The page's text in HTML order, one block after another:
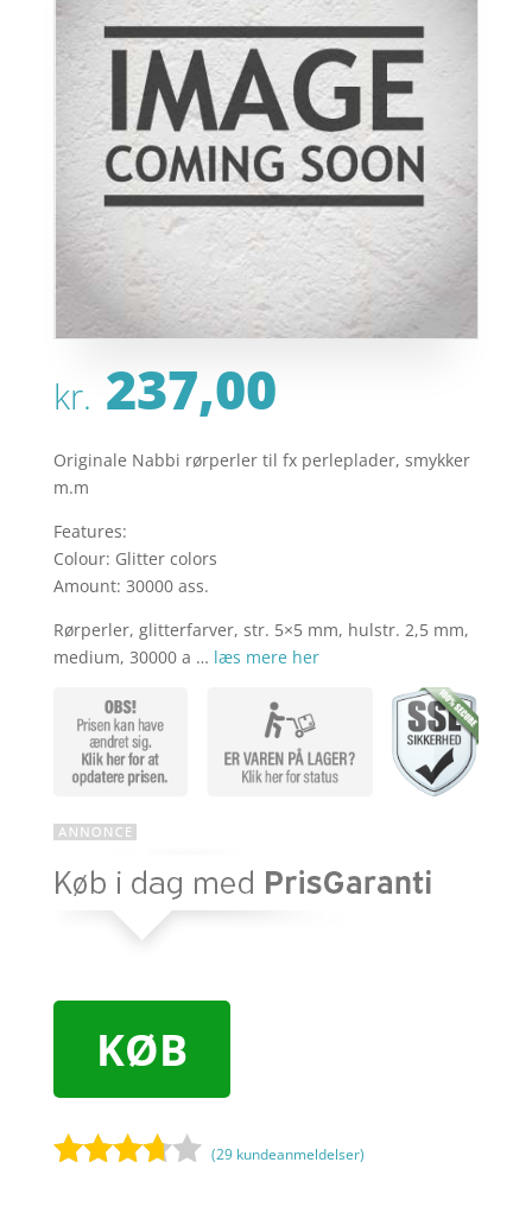
kr. 237,00
Originale Nabbi rørperler til fx perleplader, smykker
m.m
Features:
Colour: Glitter colors
Amount: 30000 ass.
Rørperler, glitterfarver, str. 5×5 mm, hulstr. 2,5 mm,
medium, 30000 a … læs mere her
KØB
(29 kundeanmeldelser)